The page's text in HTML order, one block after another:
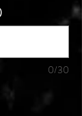
0/30